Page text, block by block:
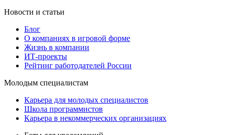
Новости и статьи
Блог
О компаниях в игровой форме
Жизнь в компании
ИТ-проекты
Рейтинг работодателей России
Молодым специалистам
Карьера для молодых специалистов
Школа программистов
Карьера в некоммерческих организациях